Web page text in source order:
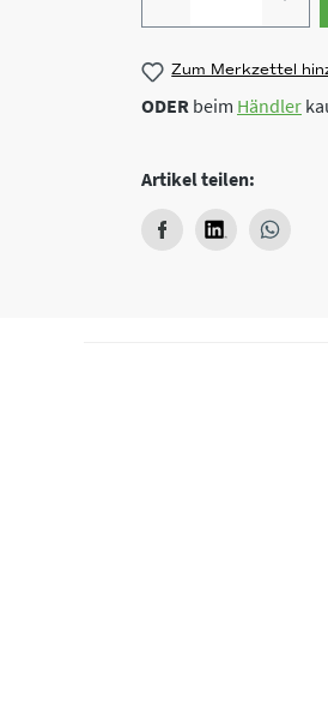
Zum Merkzettel
ODER beim Händler
Artikel teilen: